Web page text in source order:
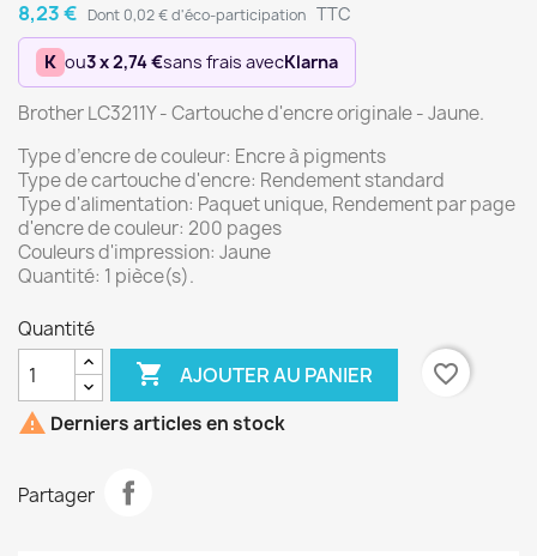
8,23 € Dont 0,02 € d'éco-participation TTC
K ou3 x 2,74 €sans frais avecKlarna
Brother LC3211Y - Cartouche d'encre originale - Jaune.
Type d’encre de couleur: Encre à pigments
Type de cartouche d'encre: Rendement standard
Type d'alimentation: Paquet unique, Rendement par page
d'encre de couleur: 200 pages
Couleurs d'impression: Jaune
Quantité: 1 pièce(s).
Quantité
 AJOUTER AU PANIER
favorite_border
 Derniers articles en stock
Partager